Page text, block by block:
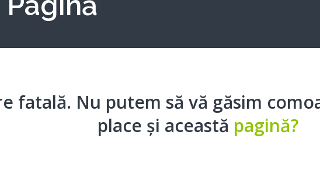
fatală. Nu putem să vă găsim
place și această pagină?